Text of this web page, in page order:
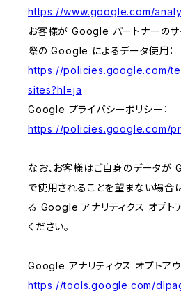
https://www.google.com/
お客様が Google パートナーのサ
際の Google によるデータ使用：
https://policies.google.com/
sites?hl=ja
Google プライバシーポリシー：
https://policies.google.com/
なお、お客様はご自身のデータが
で使用されることを望まない場合
る Google アナリティクス オプト
ください。
Google アナリティクス オプトアウ
https://tools.google.com/